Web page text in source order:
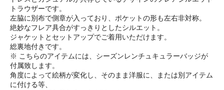
トラウザーです。
左脇に別布で側章が入っており、ポケットの形も左右非対称。
絶妙なフレア具合がすっきりとしたシルエット。
ジャケットとセットアップでご着用いただけます。
総裏地付きです。
※ こちらのアイテムには、シーズンレンチュキュラーバッジが
付属致します。
角度によって絵柄が変化し、そのまま洋服に、または別アイテム
に付ける等、